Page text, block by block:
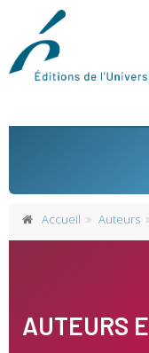
Accueil Auteurs
AUTEURS